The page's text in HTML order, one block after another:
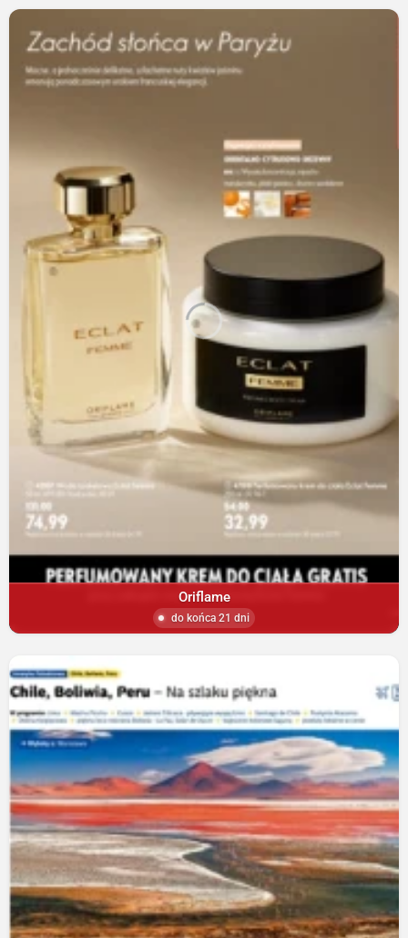
Oriflame
do końca 21 dni